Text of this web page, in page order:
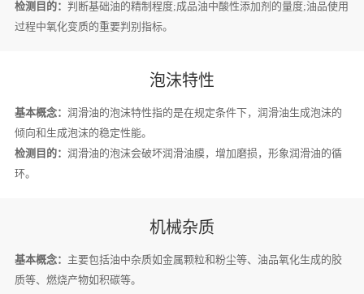
检测目的： 判断基础油的精制程度;成品油中酸性添加剂的量度;油品使用
过程中氧化变质的重要判别指标。
泡沫特性
基本概念： 润滑油的泡沫特性指的是在规定条件下，润滑油生成泡沫的
倾向和生成泡沫的稳定性能。
检测目的： 润滑油的泡沫会破坏润滑油膜，增加磨损，形象润滑油的循
环。
机械杂质
基本概念： 主要包括油中杂质如金属颗粒和粉尘等、油品氧化生成的胶
质等、燃烧产物如积碳等。